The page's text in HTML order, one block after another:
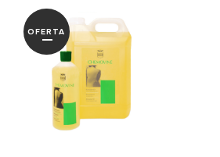
OFERTA